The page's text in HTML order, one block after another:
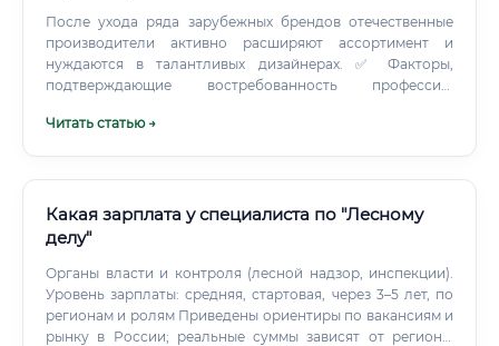
После ухода ряда зарубежных брендов отечественные
производители активно расширяют ассортимент и
нуждаются в талантливых дизайнерах. ✅ Факторы,
подтверждающие востребованность профессии:
спрос на мебель Развитие гостиничного и ресторанного
Исчезнет ли профессия из-за искусственного интеллекта
🤖 Этот вопрос волнует многих. ИИ-инструменты
нейросетями) действительно меняют профессию.
Читать статью →
Какая зарплата у специалиста по "Лесному
делу"
Органы власти и контроля (лесной надзор, инспекции).
Уровень зарплаты: средняя, стартовая, через 3–5 лет, по
регионам и ролям Приведены ориентиры по вакансиям и
рынку в России; реальные суммы зависят от региона,